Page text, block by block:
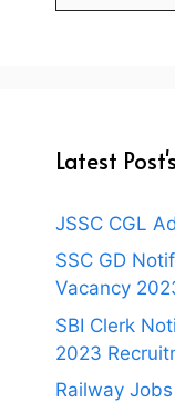
Latest Post's
JSSC CGL
SSC GD
Vacancy
SBI Clerk
2023
Railway